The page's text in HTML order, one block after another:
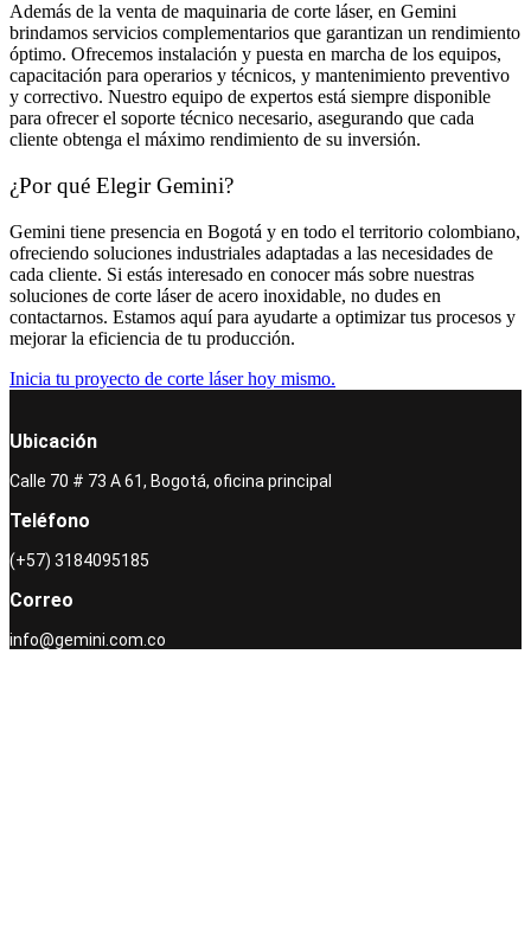
Además de la venta de maquinaria de corte láser, en Gemini
brindamos servicios complementarios que garantizan un rendimiento
óptimo. Ofrecemos instalación y puesta en marcha de los equipos,
capacitación para operarios y técnicos, y mantenimiento preventivo
y correctivo. Nuestro equipo de expertos está siempre disponible
para ofrecer el soporte técnico necesario, asegurando que cada
cliente obtenga el máximo rendimiento de su inversión.
¿Por qué Elegir Gemini?
Gemini tiene presencia en Bogotá y en todo el territorio colombiano,
ofreciendo soluciones industriales adaptadas a las necesidades de
cada cliente. Si estás interesado en conocer más sobre nuestras
soluciones de corte láser de acero inoxidable, no dudes en
contactarnos. Estamos aquí para ayudarte a optimizar tus procesos y
mejorar la eficiencia de tu producción.
Inicia tu proyecto de corte láser hoy mismo.
Ubicación
Calle 70 # 73 A 61, Bogotá, oficina principal
Teléfono
(+57) 3184095185
Correo
info@gemini.com.co